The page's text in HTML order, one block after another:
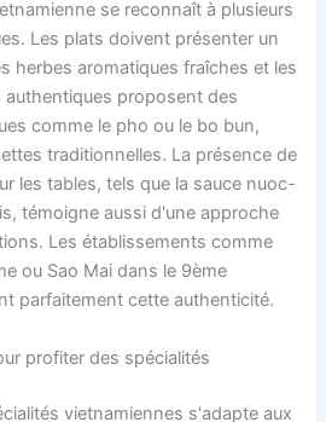
se reconnaît à plusieurs
Les plats doivent présenter un
herbes aromatiques fraîches et les
authentiques proposent des
comme le pho ou le bo bun,
traditionnelles. La présence de
les tables, tels que la sauce nuoc-
témoigne aussi d'une approche
Les établissements comme
ou Sao Mai dans le 9ème
parfaitement cette authenticité.
profiter des spécialités
vietnamiennes s'adapte aux